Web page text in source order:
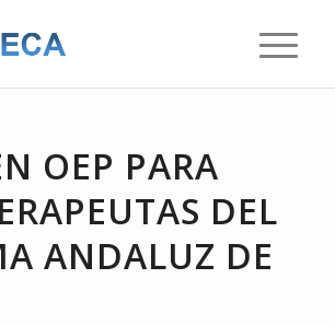
OEP PARA
DEL
ANDALUZ DE